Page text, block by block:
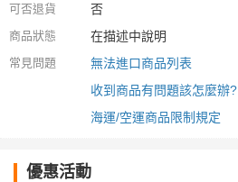
可否退貨 否
商品狀態 在描述中說明
常見問題
無法進口商品列表
收到商品有問題該怎麼辦?
海運/空運商品限制規定
優惠活動